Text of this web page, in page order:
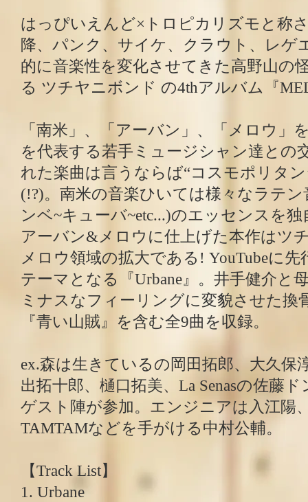
はっぴいえんど×トロピカリズモと称
降、パンク、サイケ、クラウト、レゲ
的に音楽性を変化させてきた高野山の
る ツチヤニボンド の4thアルバム『
「南米」、「アーバン」、「メロウ」
を代表する若手ミュージシャン達との
れた楽曲は言うならば“コスモポリタ
(!?)。南米の音楽ひいては様々なラテン
ンベ~キューバ~etc...)のエッセンスを
アーバン&メロウに仕上げた本作はツ
メロウ領域の拡大である! YouTubeに
テーマとなる『Urbane』。井手健介と
ミナスなフィーリングに変貌させた換
『青い山賊』を含む全9曲を収録。
ex.森は生きているの岡田拓郎、大久保
出拓十郎、樋口拓美、La Senasの佐藤
ゲスト陣が参加。エンジニアは入江陽
TAMTAMなどを手がける中村公輔。
【Track List】
1. Urbane